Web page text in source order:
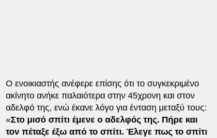
Ο ενοικιαστής ανέφερε επίσης ότι το συγκεκριμένο
ακίνητο ανήκε παλαιότερα στην 45χρονη και στον
αδελφό της, ενώ έκανε λόγο για ένταση μεταξύ τους:
«Στο μισό σπίτι έμενε ο αδελφός της. Πήρε και
τον πέταξε έξω από το σπίτι. Έλεγε πως το σπίτι